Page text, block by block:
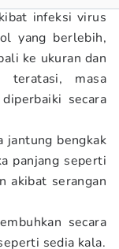
infeksi virus
yang berlebih,
ke ukuran dan
teratasi, masa
secara
jantung bengkak
panjang seperti
akibat serangan
secara
sedia kala.